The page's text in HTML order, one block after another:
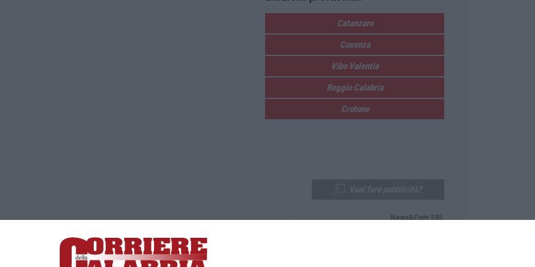
Catanzaro
Cosenza
Vibo Valentia
Reggio Calabria
Crotone
Lamezia Terme (CZ)
responsabile Paola Militano |Privacy
News&Com SRL